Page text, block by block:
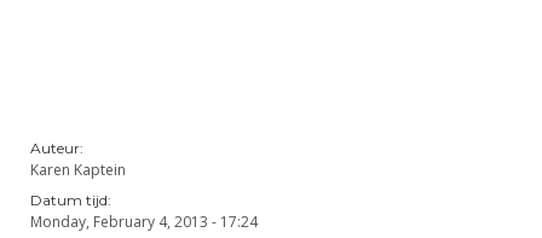
Auteur:
Karen Kaptein
Datum tijd:
Monday, February 4, 2013 - 17:24